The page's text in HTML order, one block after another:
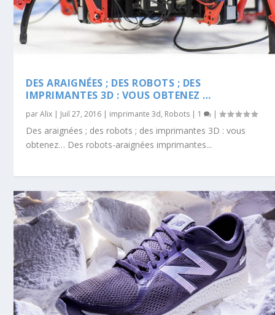
DES ARAIGNÉES ; DES ROBOTS ; DES
IMPRIMANTES 3D : VOUS OBTENEZ …
parAlix | Juil 27, 2016 | imprimante 3d, Robots | 1 |
Des araignées ; des robots ; des imprimantes 3D : vous
obtenez… Des robots-araignées imprimantes...